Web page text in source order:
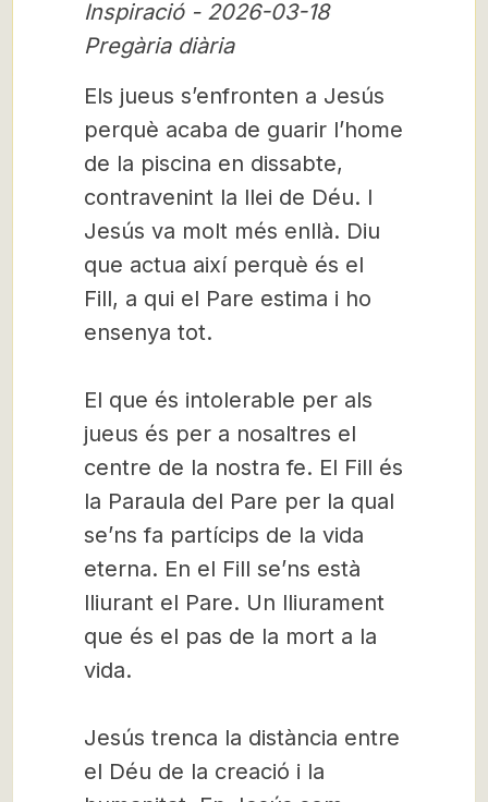
Inspiració - 2026-03-18
Pregària diària
Els jueus s’enfronten a Jesús
perquè acaba de guarir l’home
de la piscina en dissabte,
contravenint la llei de Déu. I
Jesús va molt més enllà. Diu
que actua així perquè és el
Fill, a qui el Pare estima i ho
ensenya tot.
El que és intolerable per als
jueus és per a nosaltres el
centre de la nostra fe. El Fill és
la Paraula del Pare per la qual
se’ns fa partícips de la vida
eterna. En el Fill se’ns està
lliurant el Pare. Un lliurament
que és el pas de la mort a la
vida.
Jesús trenca la distància entre
el Déu de la creació i la